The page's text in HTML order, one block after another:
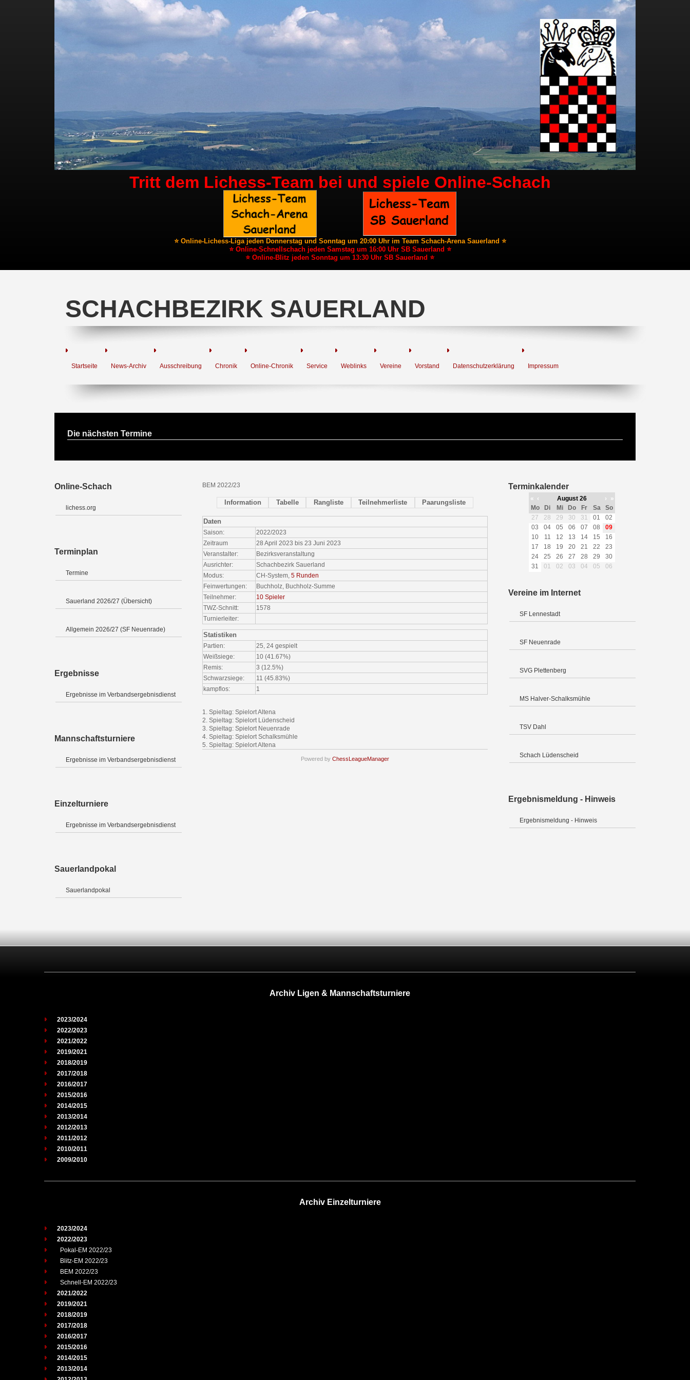
Tritt dem Lichess-Team bei und spiele Online-Schach
⭐ Online-Lichess-Liga jeden Donnerstag und Sonntag um 20:00 Uhr im Team Schach-Arena Sauerland ⭐
⭐ Online-Schnellschach jeden Samstag um 16:00 Uhr SB Sauerland ⭐
⭐ Online-Blitz jeden Sonntag um 13:30 Uhr SB Sauerland ⭐
SCHACHBEZIRK SAUERLAND
Startseite News-Archiv Ausschreibung Chronik Online-Chronik Service Weblinks Vereine Vorstand Datenschutzerklärung Impressum
Die nächsten Termine
Online-Schach
lichess.org
Terminplan
Termine
Sauerland 2026/27 (Übersicht)
Allgemein 2026/27 (SF Neuenrade)
Ergebnisse
Ergebnisse im Verbandsergebnisdienst
Mannschaftsturniere
Ergebnisse im Verbandsergebnisdienst
Einzelturniere
Ergebnisse im Verbandsergebnisdienst
Sauerlandpokal
Sauerlandpokal
BEM 2022/23
Information Tabelle Rangliste Teilnehmerliste Paarungsliste
Daten
Saison:
2022/2023
Zeitraum
28 April 2023 bis 23 Juni 2023
Veranstalter:
Bezirksveranstaltung
Ausrichter:
Schachbezirk Sauerland
Modus:
CH-System,5 Runden
Feinwertungen:
Buchholz, Buchholz-Summe
Teilnehmer:
10 Spieler
TWZ-Schnitt:
1578
Turnierleiter:
Statistiken
Partien:
25, 24 gespielt
Weißsiege:
10 (41.67%)
Remis:
3 (12.5%)
Schwarzsiege:
11 (45.83%)
kampflos:
1
1. Spieltag: Spielort Altena
2. Spieltag: Spielort Lüdenscheid
3. Spieltag: Spielort Neuenrade
4. Spieltag: Spielort Schalksmühle
5. Spieltag: Spielort Altena
Powered by ChessLeagueManager
Terminkalender
« ‹ August 26 ›
»
Mo
Di Mi Do Fr Sa
So
27
28 29 30 31 01
02
03
04 05 06 07 08
09
10
11 12 13 14 15
16
17
18 19 20 21 22
23
24
25 26 27 28 29
30
31
01 02 03 04 05 06
Vereine im Internet
SF Lennestadt
SF Neuenrade
SVG Plettenberg
MS Halver-Schalksmühle
TSV Dahl
Schach Lüdenscheid
Ergebnismeldung - Hinweis
Ergebnismeldung - Hinweis
Archiv Ligen & Mannschaftsturniere
2023/2024
2022/2023
2021/2022
2019/2021
2018/2019
2017/2018
2016/2017
2015/2016
2014/2015
2013/2014
2012/2013
2011/2012
2010/2011
2009/2010
Archiv Einzelturniere
2023/2024
2022/2023
Pokal-EM 2022/23
Blitz-EM 2022/23
BEM 2022/23
Schnell-EM 2022/23
2021/2022
2019/2021
2018/2019
2017/2018
2016/2017
2015/2016
2014/2015
2013/2014